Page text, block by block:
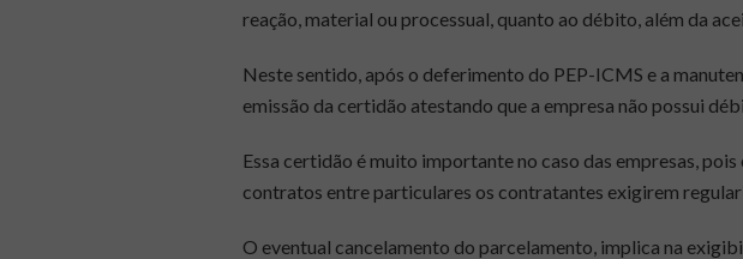
reação, material ou processual, quanto ao débito, além da
Neste sentido, após o deferimento do PEP-ICMS e a
emissão da certidão atestando que a empresa não possui
Essa certidão é muito importante no caso das empresas,
contratos entre particulares os contratantes exigirem
O eventual cancelamento do parcelamento, implica na